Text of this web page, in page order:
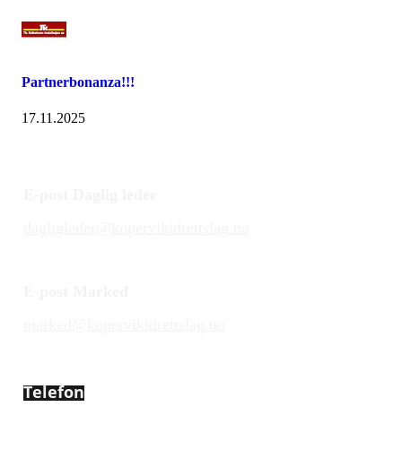
Partnerbonanza!!!
17.11.2025
Telefon